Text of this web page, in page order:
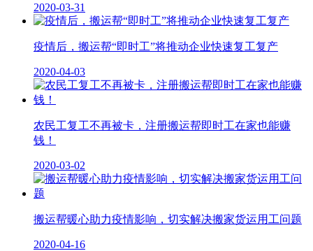
2020-03-31
疫情后，搬运帮“即时工”将推动企业快速复工复产
2020-04-03
农民工复工不再被卡，注册搬运帮即时工在家也能赚
钱！
2020-03-02
搬运帮暖心助力疫情影响，切实解决搬家货运用工问题
2020-04-16